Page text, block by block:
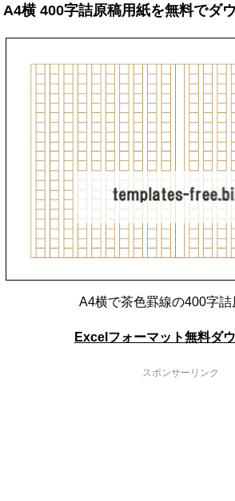
A4横 400字詰原稿用紙を無料でダ
A4横で茶色罫線の400字詰
Excelフォーマット無料ダ
スポンサーリンク